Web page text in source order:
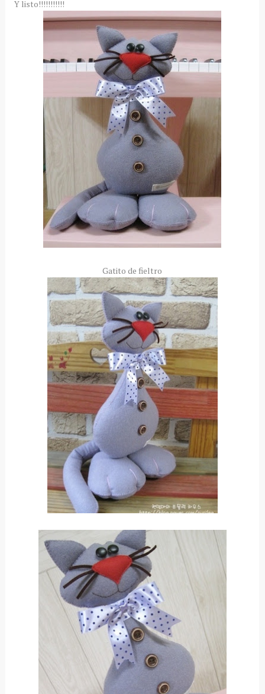
Y listo!!!!!!!!!!!
Gatito de fieltro